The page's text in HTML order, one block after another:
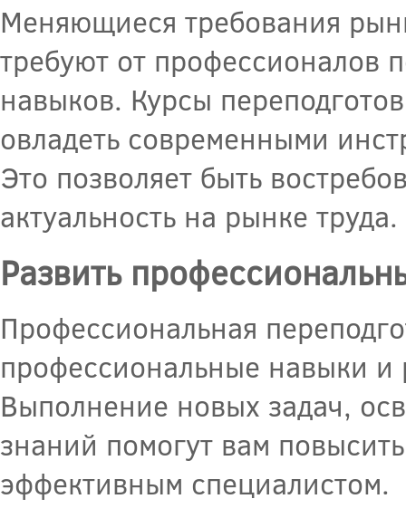
Меняющиеся требования
требуют от профессионалов
навыков. Курсы
овладеть современными
Это позволяет быть
актуальность на рынке труда.
Развить
Профессиональная
профессиональные навыки
Выполнение новых задач,
знаний помогут вам
эффективным специалистом.